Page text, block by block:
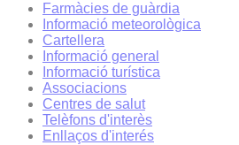
Farmàcies de guàrdia
Informació meteorològica
Cartellera
Informació general
Informació turística
Associacions
Centres de salut
Telèfons d'interès
Enllaços d'interés